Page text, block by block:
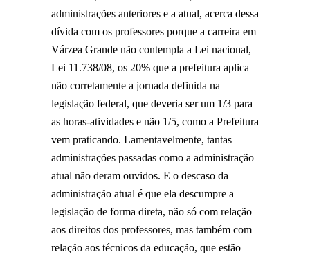
administrações anteriores e a atual, acerca dessa
dívida com os professores porque a carreira em
Várzea Grande não contempla a Lei nacional,
Lei 11.738/08, os 20% que a prefeitura aplica
não corretamente a jornada definida na
legislação federal, que deveria ser um 1/3 para
as horas-atividades e não 1/5, como a Prefeitura
vem praticando. Lamentavelmente, tantas
administrações passadas como a administração
atual não deram ouvidos. E o descaso da
administração atual é que ela descumpre a
legislação de forma direta, não só com relação
aos direitos dos professores, mas também com
relação aos técnicos da educação, que estão